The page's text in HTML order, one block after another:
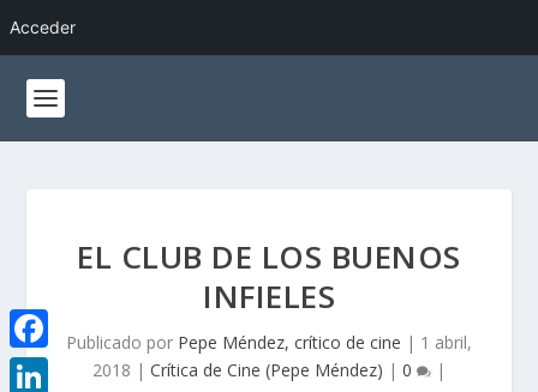
Acceder
EL CLUB DE LOS BUENOS
INFIELES
Publicado por Pepe Méndez, crítico de cine | 1 abril,
2018 | Crítica de Cine (Pepe Méndez) | 0 |
F